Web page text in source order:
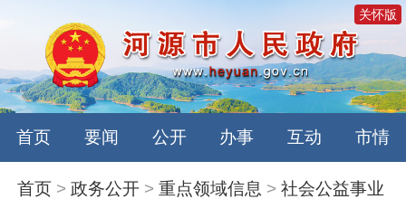
关怀版
首页 要闻 公开 办事 互动 市情
首页 >政务公开 >重点领域信息 >社会公益事业